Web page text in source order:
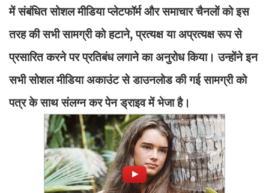
में संबंधित सोशल मीडिया प्लेटफॉर्म और समाचार चैनलों को इस
तरह की सभी सामग्री को हटाने, प्रत्यक्ष या अप्रत्यक्ष रूप से
प्रसारित करने पर प्रतिबंध लगाने का अनुरोध किया। उन्होंने इन
सभी सोशल मीडिया अकाउंट से डाउनलोड की गई सामग्री को
पत्र के साथ संलग्न कर पेन ड्राइव में भेजा है।